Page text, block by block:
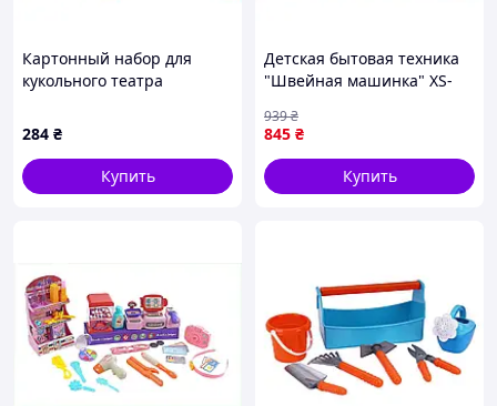
Картонный набор для
кукольного театра
Vechornytsi 0089-VCHR Укр
284 ₴
Купить
Детская бытовая техника
"Швейная машинка" XS-
звуковые эффекты
845 ₴
939₴
Купить